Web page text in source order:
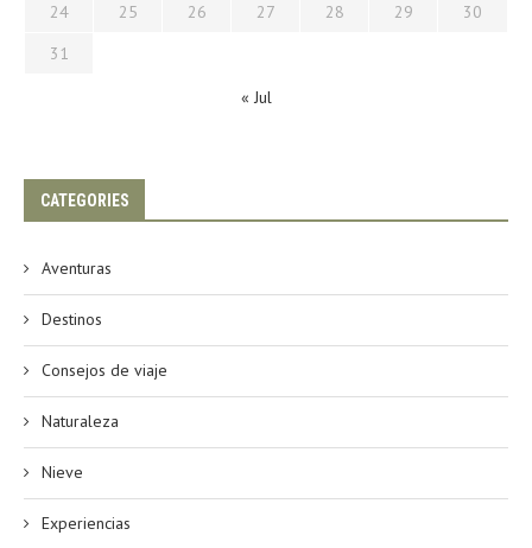
24
25 26 27 28 29
30
31
« Jul
CATEGORIES
Aventuras
Destinos
Consejos de viaje
Naturaleza
Nieve
Experiencias